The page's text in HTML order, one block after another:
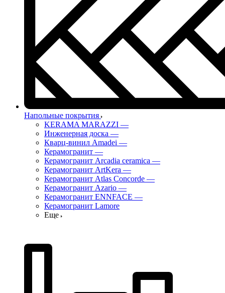
Напольные покрытия
KERAMA MARAZZI —
Инженерная доска —
Кварц-винил Amadei —
Керамогранит —
Керамогранит Arcadia ceramica —
Керамогранит ArtKera —
Керамогранит Atlas Concorde —
Керамогранит Azario —
Керамогранит ENNFACE —
Керамогранит Lamore
Еще